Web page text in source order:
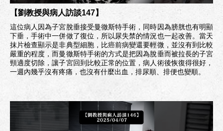
【劉教授與病人訪談147】
這位病人因為子宮脫垂接受曼徹斯特手術，同時因為膀胱也有明顯
下垂，手術中一併做了復位，所以尿失禁的情況也一起改善。當天
抹片檢查顯示是非典型細胞，比癌前病變還要輕微，並沒有到比較
嚴重的程度，而曼徹斯特手術的方式是把因為脫垂而被拉長的子宮
頸適度切除，讓子宮回到比較正常的位置，病人術後恢復得很好，
一週內幾乎沒有疼痛，也沒有什麼出血，排尿順、排便也變順。